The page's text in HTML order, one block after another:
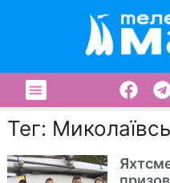
Тег: